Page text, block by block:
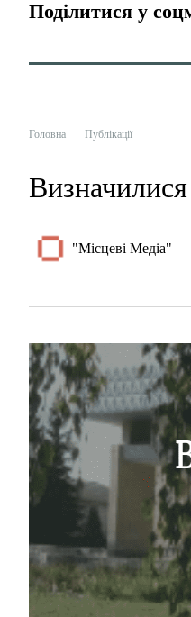
Поділитися у
Головна Публікації
"Місцеві Медіа"